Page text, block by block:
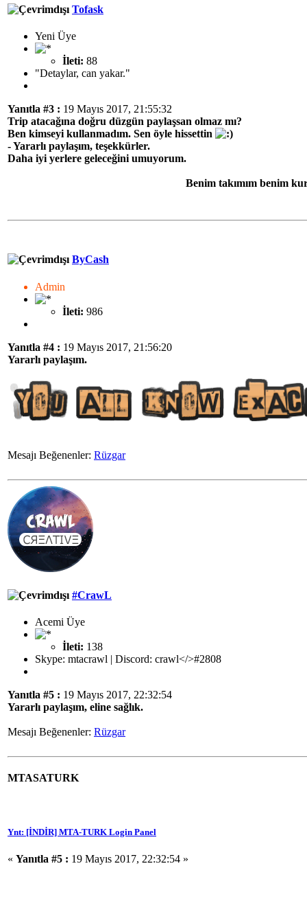
Tofask
Yeni Üye
İleti: 88
"Detaylar, can yakar."
Yanıtla #3 : 19 Mayıs 2017, 21:55:32
Trip atacağına doğru düzgün paylaşsan olmaz mı?
Ben kimseyi kullanmadım. Sen öyle hissettin
- Yararlı paylaşım, teşekkürler.
Daha iyi yerlere geleceğini umuyorum.
Benim takımım benim
ByCash
Admin
İleti: 986
Yanıtla #4 : 19 Mayıs 2017, 21:56:20
Yararlı paylaşım.
Mesajı Beğenenler: Rüzgar
#CrawL
Acemi Üye
İleti: 138
Skype: mtacrawl | Discord: crawl</>#2808
Yanıtla #5 : 19 Mayıs 2017, 22:32:54
Yararlı paylaşım, eline sağlık.
Mesajı Beğenenler: Rüzgar
MTASATURK
Ynt: [İNDİR] MTA-TURK Login Panel
« Yanıtla #5 : 19 Mayıs 2017, 22:32:54 »